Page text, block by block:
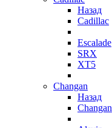
Назад
Cadillac
Escalade
SRX
XT5
Changan
Назад
Changan